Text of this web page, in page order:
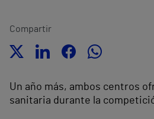
Compartir
Un año más, ambos centros
sanitaria durante la